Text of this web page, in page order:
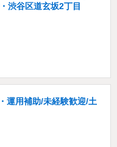
渋谷区道玄坂2丁目
運用補助/未経験歓迎/土